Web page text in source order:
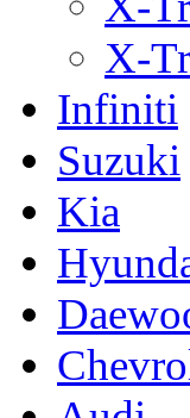
X-
Infiniti
Suzuki
Kia